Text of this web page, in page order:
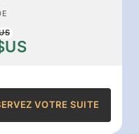
VOTRE SUITE